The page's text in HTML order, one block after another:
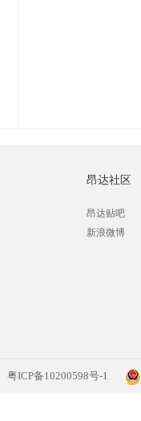
昂达社区
昂达贴吧
新浪微博
粤ICP备10200598号-1